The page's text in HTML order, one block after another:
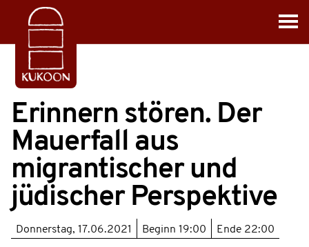
Erinnern stören. Der
Mauerfall aus
migrantischer und
jüdischer Perspektive
Donnerstag, 17.06.2021 Beginn 19:00 Ende 22:00